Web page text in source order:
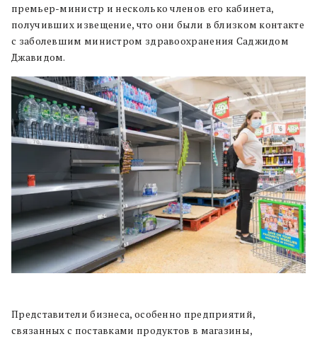
премьер-министр и несколько членов его кабинета,
получивших извещение, что они были в близком контакте
с заболевшим министром здравоохранения Саджидом
Джавидом.
Представители бизнеса, особенно предприятий,
связанных с поставками продуктов в магазины,